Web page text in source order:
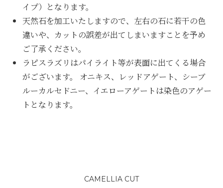
イプ）となります。
天然石を加工いたしますので、左右の石に若干の色
違いや、カットの誤差が出てしまいますことを予め
ご了承ください。
ラピスラズリはパイライト等が表面に出てくる場合
がございます。 オニキス、レッドアゲート、シーブ
ルーカルセドニー、イエローアゲートは染色のアゲー
トとなります。
CAMELLIA CUT